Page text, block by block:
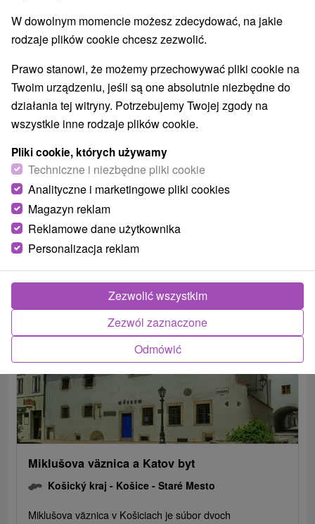
Košický kraj - Košice - Staré Mesto
POKAZ
Miklušova väznica a Katov byt
Košický kraj - Košice - Staré Mesto
Miklušova väznica v Košiciach je súbor dvoch
W dowolnym momencie możesz zdecydować, na jakie
rodzaje plików cookie chcesz zezwolić.
Prawo stanowi, że możemy przechowywać pliki cookie na
Twoim urządzeniu, jeśli są one absolutnie niezbędne do
działania tej witryny. Potrzebujemy Twojej zgody na
wszystkie inne rodzaje plików cookie.
Pliki cookie, których używamy
Techniczne i niezbędne pliki cookie
Analityczne i marketingowe pliki cookies
Magazyn reklam
Reklamowe dane użytkownika
Personalizacja reklam
Odmówić
Zezwól zaznaczone
Zezwolić wszystkim